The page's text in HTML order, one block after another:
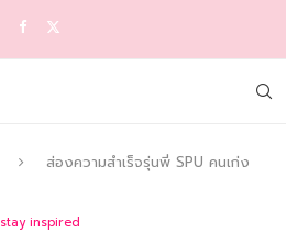
ส่องความสำเร็จรุ่นพี่ SPU คนเก่ง
stay inspired